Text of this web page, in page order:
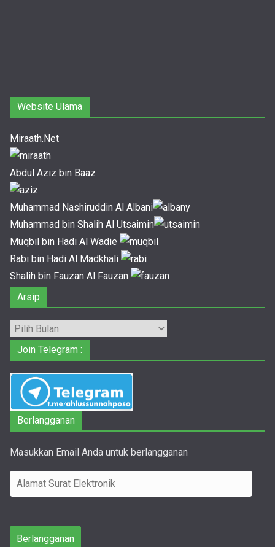
Website Ulama
Miraath.Net
Abdul Aziz bin Baaz
Muhammad Nashiruddin Al Albani
Muhammad bin Shalih Al Utsaimin
Muqbil bin Hadi Al Wadie
Rabi bin Hadi Al Madkhali
Shalih bin Fauzan Al Fauzan
Arsip
Arsip
Join Telegram :
Berlangganan
Masukkan Email Anda untuk berlangganan
l
m
Berlangganan